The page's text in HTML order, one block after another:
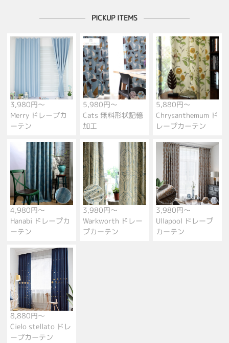
PICKUP ITEMS
3,980円～
Merry ドレープカ
ーテン
5,980円～
Cats 無料形状記憶
加工
5,880円～
Chrysanthemum ド
レープカーテン
4,980円～
Hanabi ドレープカ
ーテン
3,980円～
Warkworth ドレー
プカーテン
3,980円～
Ullapool ドレープ
カーテン
8,880円～
Cielo stellato ドレ
ープカーテン